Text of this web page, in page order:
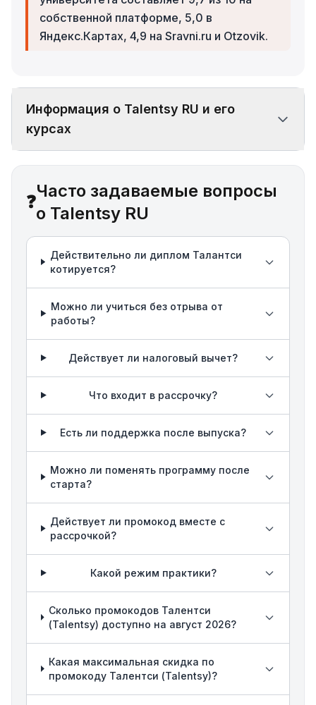
собственной платформе, 5,0 в
Яндекс.Картах, 4,9 на Sravni.ru и Otzovik.
Информация о Talentsy RU и его
курсах
❓
Часто задаваемые вопросы
о Talentsy RU
Действительно ли диплом Талантси
котируется?
Можно ли учиться без отрыва от
работы?
Действует ли налоговый вычет?
Что входит в рассрочку?
Есть ли поддержка после выпуска?
Можно ли поменять программу после
старта?
Действует ли промокод вместе с
рассрочкой?
Какой режим практики?
Сколько промокодов Талентси
(Talentsy) доступно на август 2026?
Какая максимальная скидка по
промокоду Талентси (Talentsy)?